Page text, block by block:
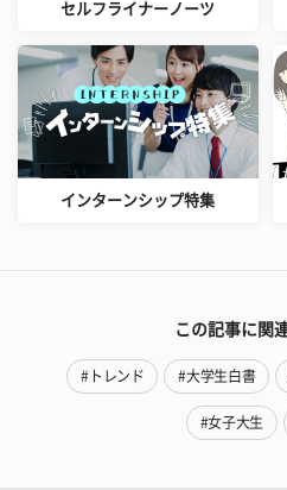
セルフライナーノーツ
インターンシップ特集
この記事に関
#トレンド #大学生白書
#女子大生